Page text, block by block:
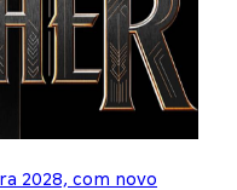
2028, com novo